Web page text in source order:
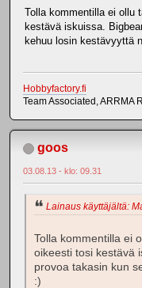
Tolla kommentilla ei ollu
kestävä iskuissa.
kehuu losin kestävyyttä
Hobbyfactory.fi
Team Associated, ARRMA
goos
03.08.13 - klo: 09.31
Lainaus käyttäjältä:
Tolla kommentilla ei
oikeesti tosi kestävä
provoa takasin kun
:)